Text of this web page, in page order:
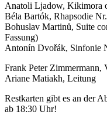
Anatoli Ljadow, Kikimora
Béla Bartók, Rhapsodie
Bohuslav Martinů, Suite
Fassung)
Antonín Dvořák, Sinfonie
Frank Peter Zimmermann,
Ariane Matiakh, Leitung
Restkarten gibt es an der
ab 18:30 Uhr!